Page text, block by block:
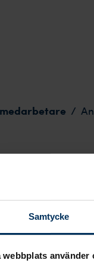
Samtycke
webbplats använder
/